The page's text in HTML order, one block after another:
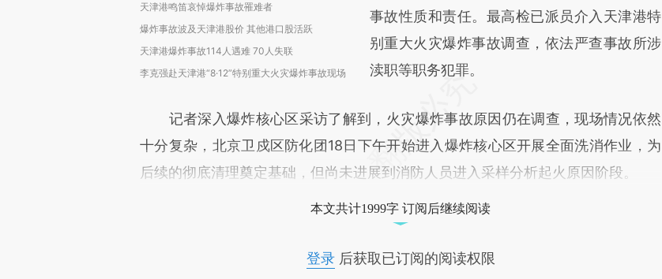
天津港鸣笛哀悼爆炸事故罹难者
爆炸事故波及天津港股价 其他港口股活跃
天津港爆炸事故114人遇难 70人失联
李克强赴天津港“8·12”特别重大火灾爆炸事故现场
事故性质和责任。最高检已派员介入天津港特
别重大火灾爆炸事故调查，依法严查事故所涉
渎职等职务犯罪。
记者深入爆炸核心区采访了解到，火灾爆炸事故原因仍在调查，现场情况依然
十分复杂，北京卫戍区防化团18日下午开始进入爆炸核心区开展全面洗消作业，为
后续的彻底清理奠定基础，但尚未进展到消防人员进入采样分析起火原因阶段。
本文共计1999字 订阅后继续阅读
登录后获取已订阅的阅读权限